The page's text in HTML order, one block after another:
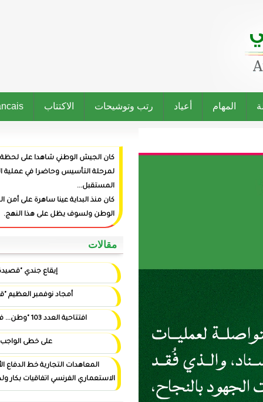
رتب وتوشيحات الاكتتاب Francais
كان الجيش الوطني شاهدا على لحظة ميلاد الدولة وراعيا
لمرحلة التأسيس وحاضرا في عملية البناء وفاعلا في صنع
كان منذ البداية عينا ساهرة على أمن المواطنين وعزة
الوطن ولسوف يظل على هذا النهج.
إيقاع جندي "قصيدة"
أمجاد نوفمبر العظيم "قصيدة"
افتتاحية العدد 103 "وطن... في أيد أمينة"
على خطى الواجب
المعاهدات التجارية خط الدفاع الأول ضد التوغل
الاستعماري الفرنسي اتفاقيات بكار ولد اسويداحمد نموذجا